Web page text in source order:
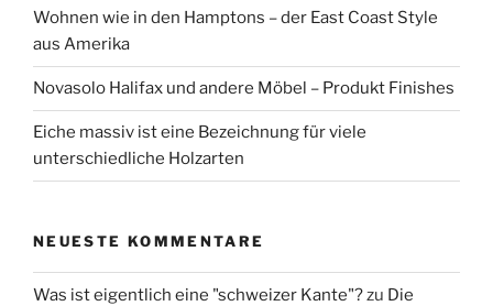
Wohnen wie in den Hamptons – der East Coast Style
aus Amerika
Novasolo Halifax und andere Möbel – Produkt Finishes
Eiche massiv ist eine Bezeichnung für viele
unterschiedliche Holzarten
NEUESTE KOMMENTARE
Was ist eigentlich eine "schweizer Kante"?zu Die